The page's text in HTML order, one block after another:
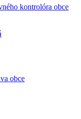
kontrolóra obce
obce